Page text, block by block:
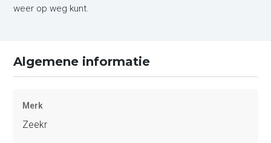
weer op weg kunt.
Algemene informatie
Merk
Zeekr